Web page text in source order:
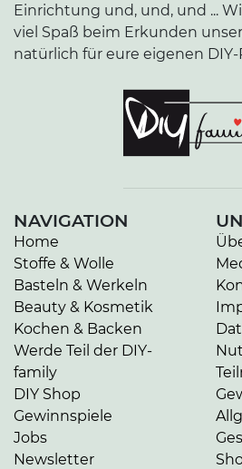
Einrichtung und, und, und ...
viel Spaß beim Erkunden
natürlich für eure eigenen
NAVIGATION
Home
Stoffe & Wolle
Basteln & Werkeln
Beauty & Kosmetik
Kochen & Backen
Werde Teil der DIY-
family
DIY Shop
Gewinnspiele
Jobs
Newsletter